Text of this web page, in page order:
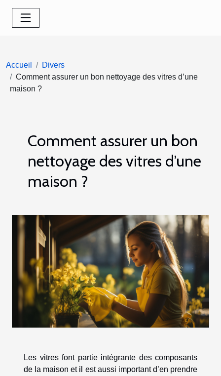
Accueil
Divers
Comment assurer un bon nettoyage des vitres d’une
maison ?
Comment assurer un bon
nettoyage des vitres d’une
maison ?
Les vitres font partie intégrante des composants
de la maison et il est aussi important d’en prendre